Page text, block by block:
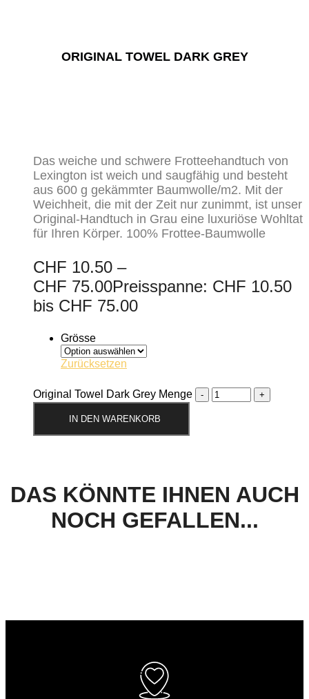
ORIGINAL TOWEL DARK GREY
Das weiche und schwere Frotteehandtuch von
Lexington ist weich und saugfähig und besteht
aus 600 g gekämmter Baumwolle/m2. Mit der
Weichheit, die mit der Zeit nur zunimmt, ist unser
Original-Handtuch in Grau eine luxuriöse Wohltat
für Ihren Körper. 100% Frottee-Baumwolle
CHF 10.50 –
CHF 75.00Preisspanne: CHF 10.50
bis CHF 75.00
Grösse
Zurücksetzen
Original Towel Dark Grey Menge
IN DEN WARENKORB
DAS KÖNNTE IHNEN AUCH
NOCH GEFALLEN...